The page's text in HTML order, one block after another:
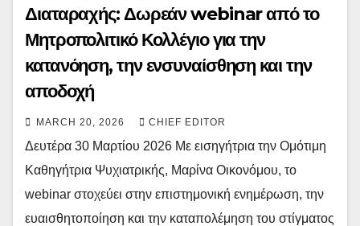
Διαταραχής: Δωρεάν webinar από το
Μητροπολιτικό Κολλέγιο για την
κατανόηση, την ενσυναίσθηση και την
αποδοχή
MARCH 20, 2026 CHIEF EDITOR
Δευτέρα 30 Μαρτίου 2026 Με εισηγήτρια την Ομότιμη
Καθηγήτρια Ψυχιατρικής, Μαρίνα Οικονόμου, το
webinar στοχεύει στην επιστημονική ενημέρωση, την
ευαισθητοποίηση και την καταπολέμηση του στίγματος